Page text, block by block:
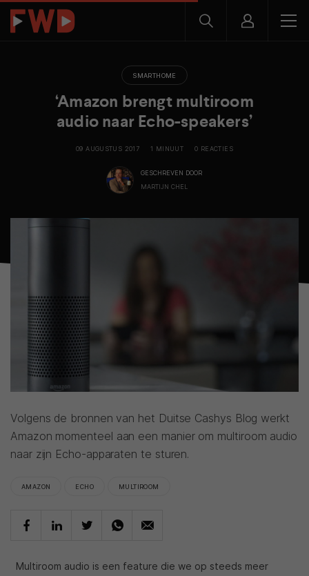
SMARTHOME
‘Amazon brengt multiroom
audio naar Echo-speakers’
09 AUGUSTUS 2017 1 MINUUT 0 REACTIES
GESCHREVEN DOOR
MARTIJN CHEL
Volgens de bronnen van het Duitse Cashys Blog werkt
Amazon momenteel aan een manier om multiroom audio
naar zijn Echo-apparaten te sturen.
AMAZON ECHO MULTIROOM
Multiroom audio is een feature die we op steeds meer